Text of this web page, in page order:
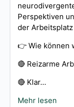
Perspektiven
der
👉 Wie können
🔴 Reizarme
🔴 Klar…
Mehr lesen